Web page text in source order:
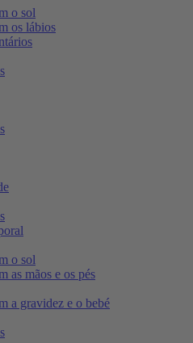
o sol
os lábios
o sol
as mãos e os pés
a gravidez e o bebé